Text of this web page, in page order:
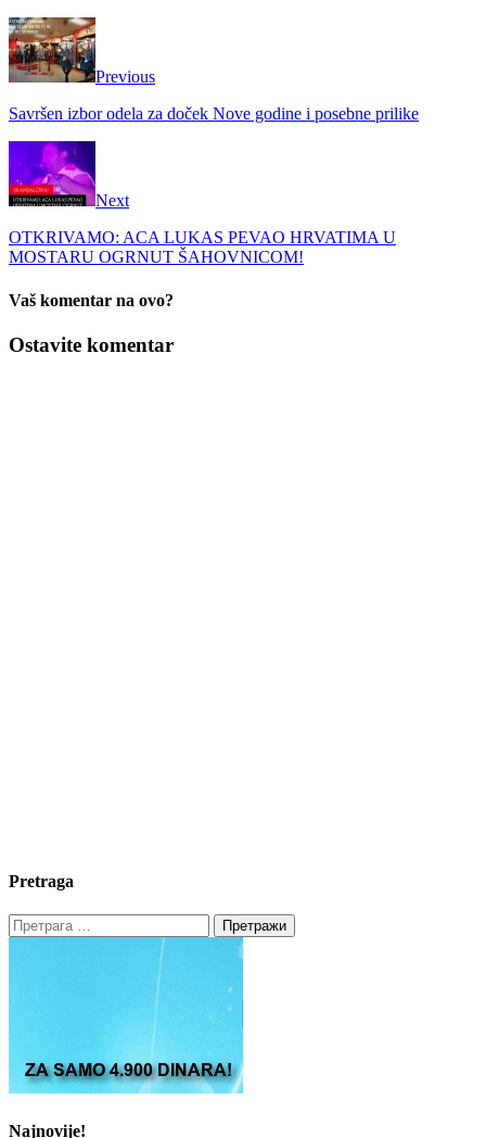
Previous
Savršen izbor odela za doček Nove godine i posebne prilike
Next
OTKRIVAMO: ACA LUKAS PEVAO HRVATIMA U
MOSTARU OGRNUT ŠAHOVNICOM!
Vaš komentar na ovo?
Ostavite komentar
Pretraga
Претрага
за:
Najnovije!